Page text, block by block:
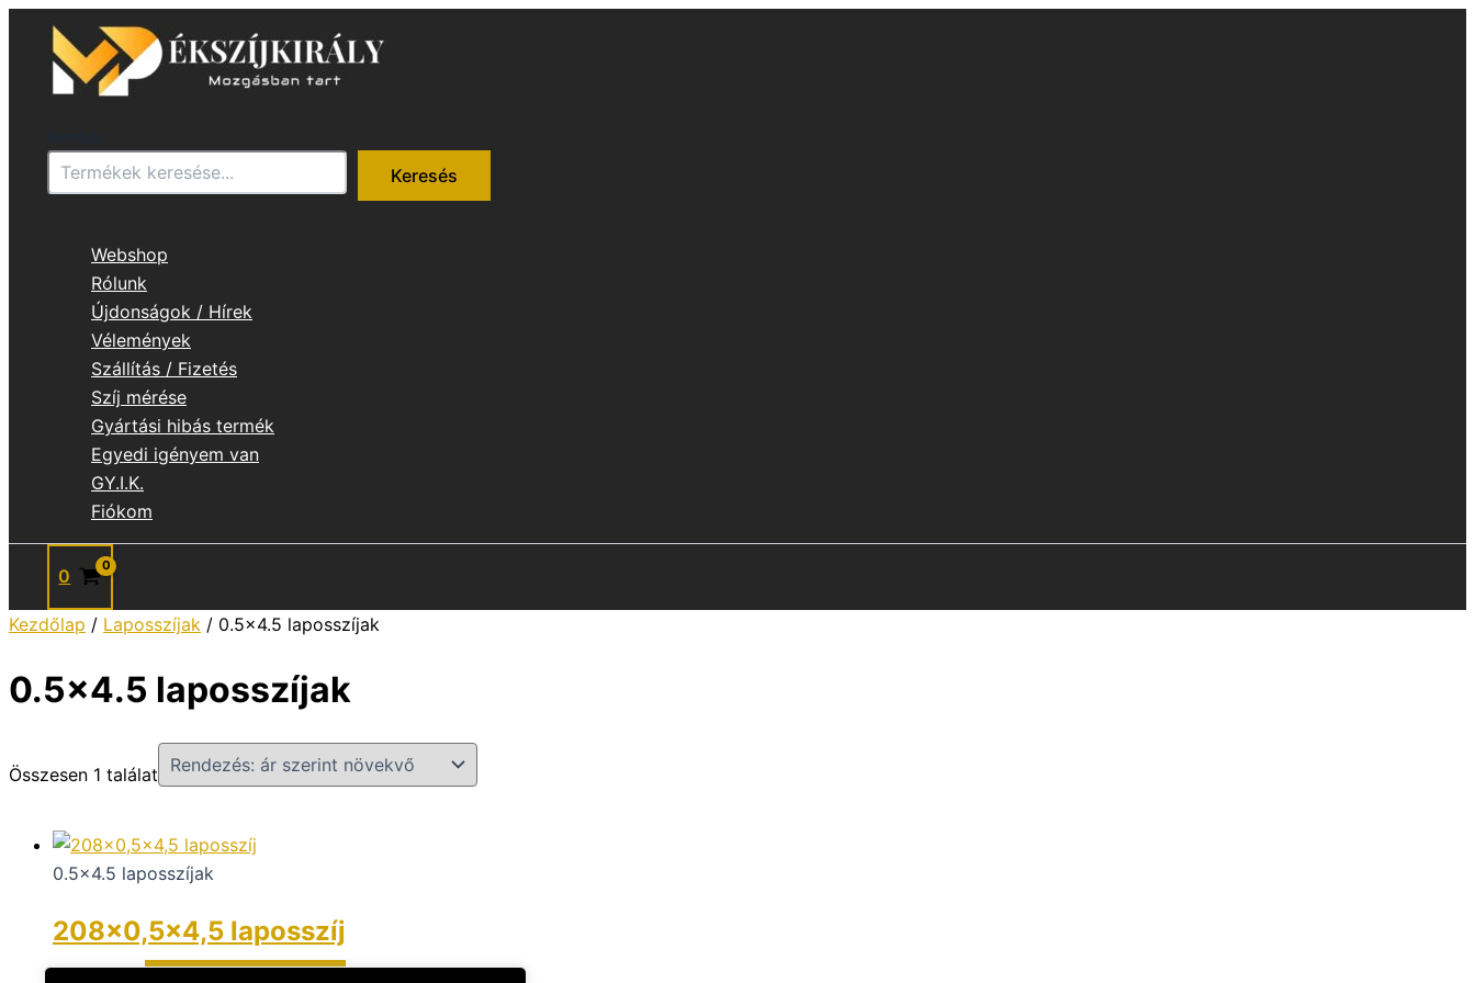
content
Keresés
Webshop
Rólunk
Újdonságok / Hírek
Vélemények
Szállítás / Fizetés
Szíj mérése
Gyártási hibás termék
Egyedi igényem van
GY.I.K.
Fiókom
0
Kezdőlap / Laposszíjak / 0.5x4.5 laposszíjak
0.5x4.5 laposszíjak
Összesen 1 találat
0.5x4.5 laposszíjak
208×0,5×4,5 laposszíj